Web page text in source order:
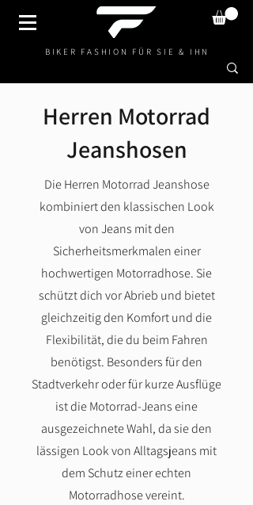
BIKER FASHION FÜR SIE & IHN
Herren Motorrad
Jeanshosen
Die Herren Motorrad Jeanshose
kombiniert den klassischen Look
von Jeans mit den
Sicherheitsmerkmalen einer
hochwertigen Motorradhose. Sie
schützt dich vor Abrieb und bietet
gleichzeitig den Komfort und die
Flexibilität, die du beim Fahren
benötigst. Besonders für den
Stadtverkehr oder für kurze Ausflüge
ist die Motorrad-Jeans eine
ausgezeichnete Wahl, da sie den
lässigen Look von Alltagsjeans mit
dem Schutz einer echten
Motorradhose vereint.